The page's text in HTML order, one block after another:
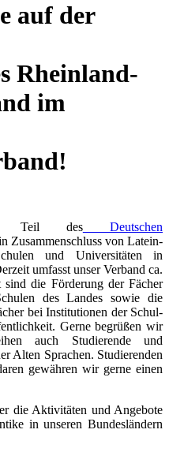
auf der
Rheinland-
im
Teil desDeutschen
Zusammenschluss von Latein-
und Universitäten in
umfasst unser Verband ca.
die Förderung der Fächer
des Landes sowie die
bei Institutionen der Schul-
Gerne begrüßen wir
auch Studierende und
Alten Sprachen. Studierenden
gewähren wir gerne einen
die Aktivitäten und Angebote
in unseren Bundesländern